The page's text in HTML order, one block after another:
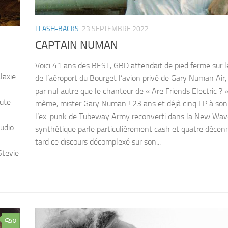
FLASH-BACKS 23 SEPTEMBRE 2022
CAPTAIN NUMAN
Voici 41 ans des BEST, GBD attendait de pied ferme sur
de l’aéroport du Bourget l’avion privé de Gary Numan
par nul autre que le chanteur de « Are Friends Electric ?
même, mister Gary Numan ! 23 ans et déjà cinq LP à
l’ex-punk de Tubeway Army reconverti dans la New
synthétique parle particulièrement cash et quatre
tard ce discours décomplexé sur son...
0